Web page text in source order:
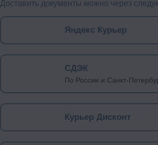
Доставить документы можно через
Яндекс Курьер
СДЭК
По России и Санкт-
Курьер Дисконт